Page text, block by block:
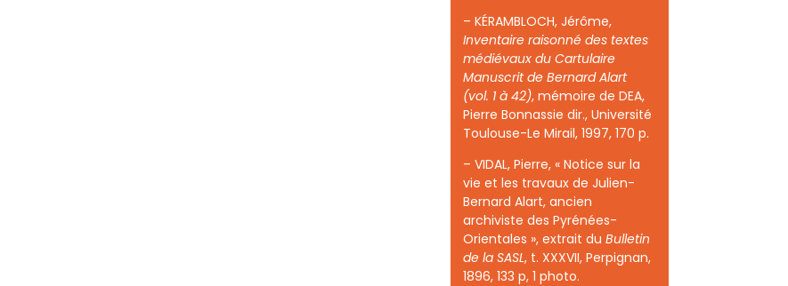
– KÉRAMBLOCH, Jérôme,
Inventaire raisonné des textes
médiévaux du Cartulaire
Manuscrit de Bernard Alart
(vol. 1 à 42), mémoire de DEA,
Pierre Bonnassie dir., Université
Toulouse-Le Mirail, 1997, 170 p.
– VIDAL, Pierre, « Notice sur la
vie et les travaux de Julien-
Bernard Alart, ancien
archiviste des Pyrénées-
Orientales », extrait du Bulletin
de la SASL, t. XXXVII, Perpignan,
1896, 133 p, 1 photo.